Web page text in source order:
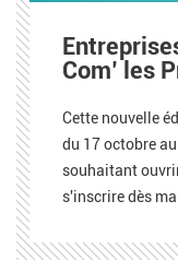
Com’ les
Cette nouvelle
du 17 octobre
souhaitant
s'inscrire dès